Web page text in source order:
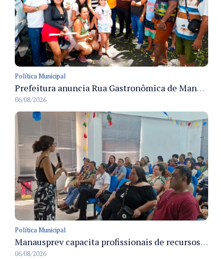
Política Municipal
Prefeitura anuncia Rua Gastronômica de Manaus e garante alternativas para 54 ambulantes cadastrados
06/08/2026
Política Municipal
Manausprev capacita profissionais de recursos humanos para agilizar concessão de aposentadorias no município
06/08/2026